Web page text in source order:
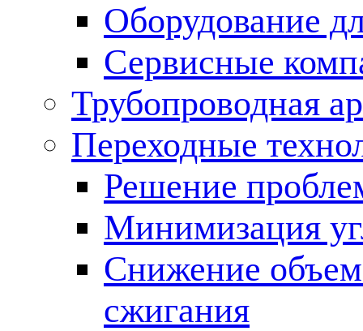
Оборудование
Сервисные
Трубопроводная
Переходные
Решение
Минимизация
Снижение
сжигания